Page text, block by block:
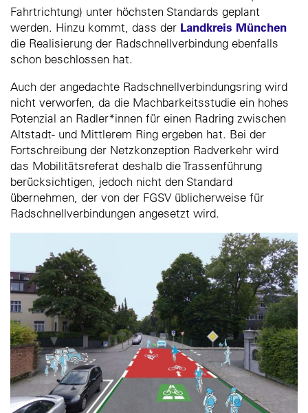
Fahrtrichtung) unter höchsten Standards geplant
werden. Hinzu kommt, dass der Landkreis München
die Realisierung der Radschnellverbindung ebenfalls
schon beschlossen hat.
Auch der angedachte Radschnellverbindungsring wird
nicht verworfen, da die Machbarkeitsstudie ein hohes
Potenzial an Radler*innen für einen Radring zwischen
Altstadt- und Mittlerem Ring ergeben hat. Bei der
Fortschreibung der Netzkonzeption Radverkehr wird
das Mobilitätsreferat deshalb die Trassenführung
berücksichtigen, jedoch nicht den Standard
übernehmen, der von der FGSV üblicherweise für
Radschnellverbindungen angesetzt wird.